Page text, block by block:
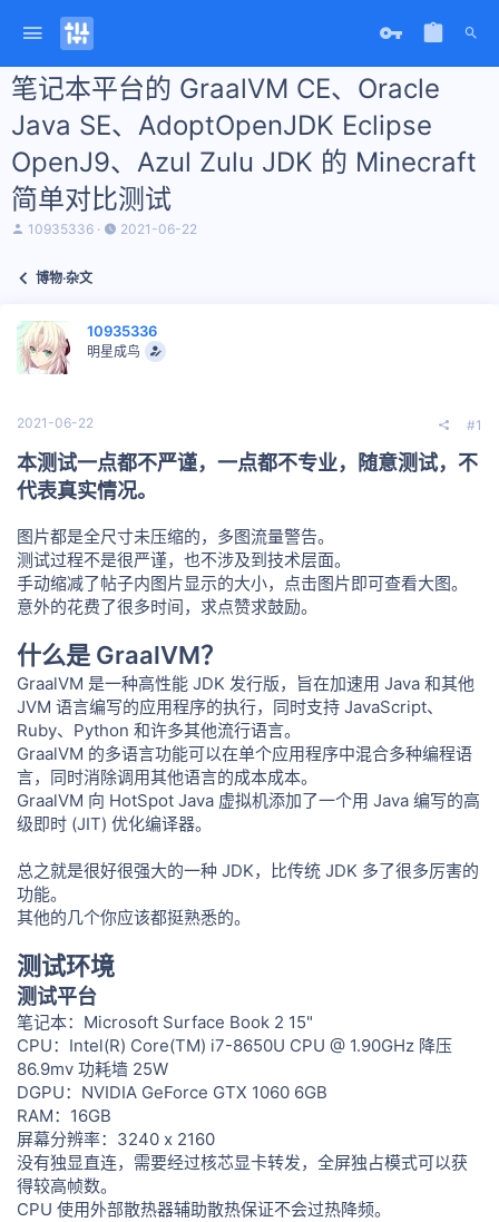
笔记本平台的 GraalVM CE、Oracle
Java SE、AdoptOpenJDK Eclipse
OpenJ9、Azul Zulu JDK 的 Minecraft
简单对比测试
主
起
10935336
开
2021-06-22
博物·杂文
10935336
明星成鸟
2021-06-22 #1
本测试一点都不严谨，一点都不专业，随意测试，不
代表真实情况。
图片都是全尺寸未压缩的，多图流量警告。
测试过程不是很严谨，也不涉及到技术层面。
手动缩减了帖子内图片显示的大小，点击图片即可查看大图。
意外的花费了很多时间，求点赞求鼓励。
什么是 GraalVM？
GraalVM 是一种高性能 JDK 发行版，旨在加速用 Java 和其他
JVM 语言编写的应用程序的执行，同时支持 JavaScript、
Ruby、Python 和许多其他流行语言。
GraalVM 的多语言功能可以在单个应用程序中混合多种编程语
言，同时消除调用其他语言的成本成本。
GraalVM 向 HotSpot Java 虚拟机添加了一个用 Java 编写的高
级即时 (JIT) 优化编译器。
总之就是很好很强大的一种 JDK，比传统 JDK 多了很多厉害的
功能。
其他的几个你应该都挺熟悉的。
测试环境
测试平台
笔记本：Microsoft Surface Book 2 15"
CPU：Intel(R) Core(TM) i7-8650U CPU @ 1.90GHz 降压
86.9mv 功耗墙 25W
DGPU：NVIDIA GeForce GTX 1060 6GB
RAM：16GB
屏幕分辨率：3240 x 2160
没有独显直连，需要经过核芯显卡转发，全屏独占模式可以获
得较高帧数。
CPU 使用外部散热器辅助散热保证不会过热降频。